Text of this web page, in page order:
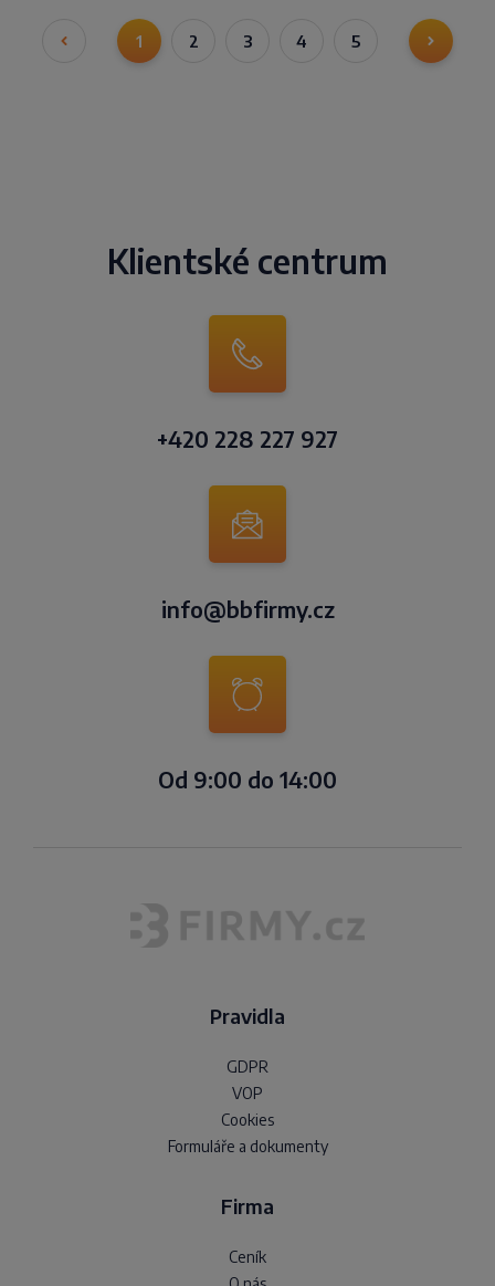
1 2 3 4 5
Klientské centrum
+420 228 227 927
info@bbfirmy.cz
Od 9:00 do 14:00
Pravidla
GDPR
VOP
Cookies
Formuláře a dokumenty
Firma
Ceník